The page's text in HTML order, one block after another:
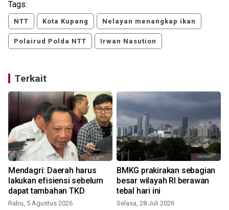
Tags:
NTT Kota Kupang Nelayan menangkap ikan
Polairud Polda NTT Irwan Nasution
Terkait
Mendagri: Daerah harus
lakukan efisiensi sebelum
dapat tambahan TKD
Rabu, 5 Agustus 2026
BMKG prakirakan sebagian
besar wilayah RI berawan
tebal hari ini
Selasa, 28 Juli 2026